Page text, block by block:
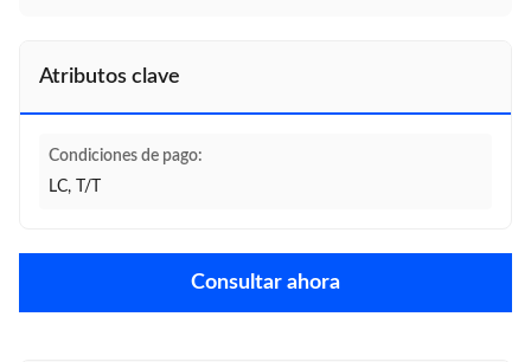
Atributos clave
Condiciones de pago:
LC, T/T
Consultar ahora